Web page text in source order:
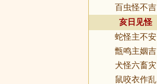
百虫怪不吉
亥日见怪
蛇怪主不安
甑鸣主姻吉
犬怪六畜灾
鼠咬衣作乱